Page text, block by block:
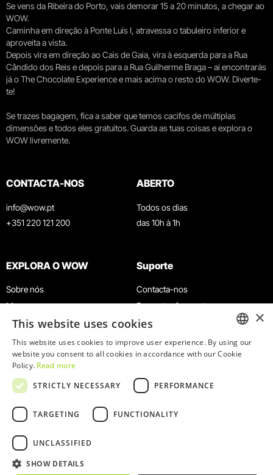
Se vens da Ribeira do Porto, vais demorar 15 a 20 minutos, a chegar ao
WOW.
Caminha em direção à Ponte Luís I, atravessa o tabuleiro inferior e
aproveita a vista.
Depois vira em direção ao Cais de Gaia, vira à esquerda para a Rua
Cândido dos Reis e depois para a Rua Guilherme Braga – aí encontrarás
já o The Chocolate Experience e mais acima o resto do WOW. Diverte-
te!
Se trazes bagagem, fica a saber que temos cacifos de múltiplas
dimensões e todos eles gratuitos. Guarda as tuas coisas e explora o
WOW livremente.
CONTACTA-NOS
info@wow.pt
+351 220 121 200
ABERTO
Todos os dias
das 10h à 1h
EXPLORA O WOW
Sobre nós
Museus
Agenda
Notícias
Restaurantes
Cartão WOW
Grupos e Eventos
Serviço Educativo
Suporte
Contacta-nos
Perguntas frequentes
Termos e Condições
Política de privacidade e cookies
Trabalha connosco
Livro de reclamações
© 2026
ENGLISH
×
This website uses cookies
This website uses cookies to improve user experience. By using our
website you consent to all cookies in accordance with our Cookie
Policy. Read more
STRICTLY NECESSARY
PERFORMANCE
TARGETING FUNCTIONALITY
UNCLASSIFIED
SHOW DETAILS